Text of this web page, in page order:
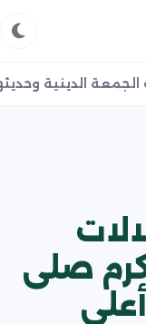
الدينية
صلى